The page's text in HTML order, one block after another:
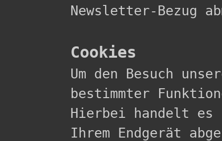
Newsletter-Bezug
Cookies
Um den Besuch
bestimmter
Hierbei handelt
Ihrem Endgerät